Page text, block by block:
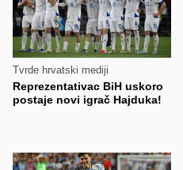
Tvrde hrvatski mediji
Reprezentativac BiH uskoro
postaje novi igrač Hajduka!